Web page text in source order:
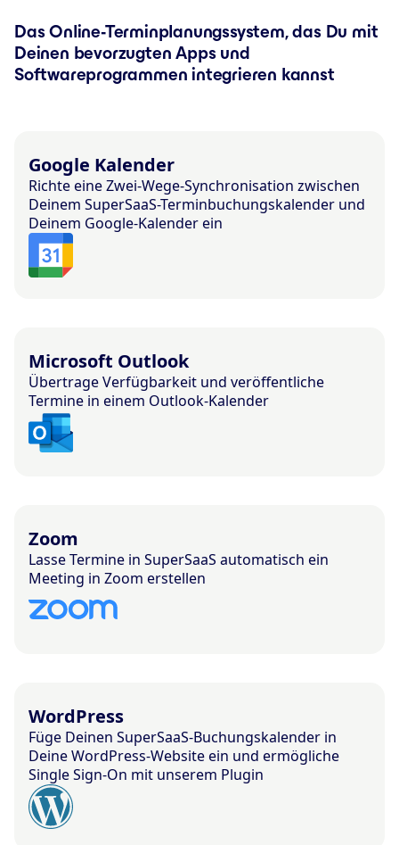
Das Online-Terminplanungssystem, das Du mit
Deinen bevorzugten Apps und
Softwareprogrammen integrieren kannst
Google Kalender
Richte eine Zwei-Wege-Synchronisation zwischen
Deinem SuperSaaS-Terminbuchungskalender und
Deinem Google-Kalender ein
Microsoft Outlook
Übertrage Verfügbarkeit und veröffentliche
Termine in einem Outlook-Kalender
Zoom
Lasse Termine in SuperSaaS automatisch ein
Meeting in Zoom erstellen
WordPress
Füge Deinen SuperSaaS-Buchungskalender in
Deine WordPress-Website ein und ermögliche
Single Sign-On mit unserem Plugin